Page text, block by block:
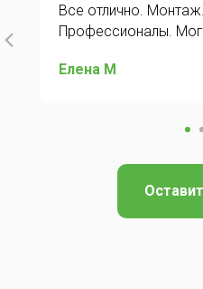
Все отлично.
Профессионалы.
Елена М